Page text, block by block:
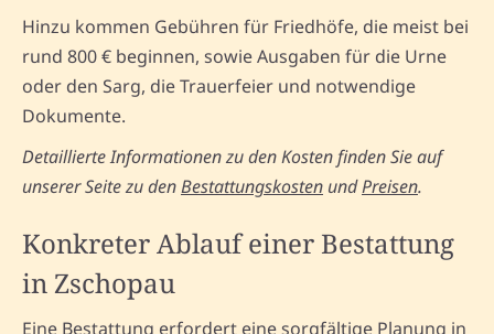
Hinzu kommen Gebühren für Friedhöfe, die meist bei
rund 800 € beginnen, sowie Ausgaben für die Urne
oder den Sarg, die Trauerfeier und notwendige
Dokumente.
Detaillierte Informationen zu den Kosten finden Sie auf
unserer Seite zu denBestattungskosten undPreisen.
Konkreter Ablauf einer Bestattung
in Zschopau
Eine Bestattung erfordert eine sorgfältige Planung in